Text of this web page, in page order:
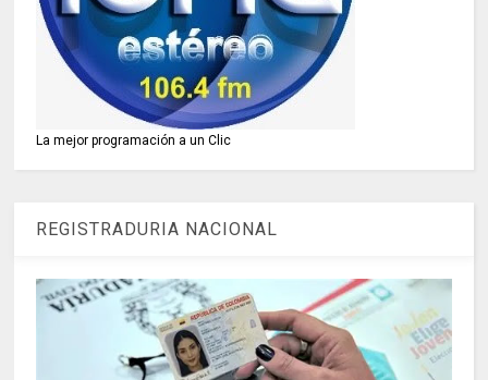
La mejor programación a un Clic
REGISTRADURIA NACIONAL